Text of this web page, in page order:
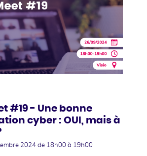
#19 - Une bonne
cyber : OUI, mais à
2024 de 18h00 à 19h00